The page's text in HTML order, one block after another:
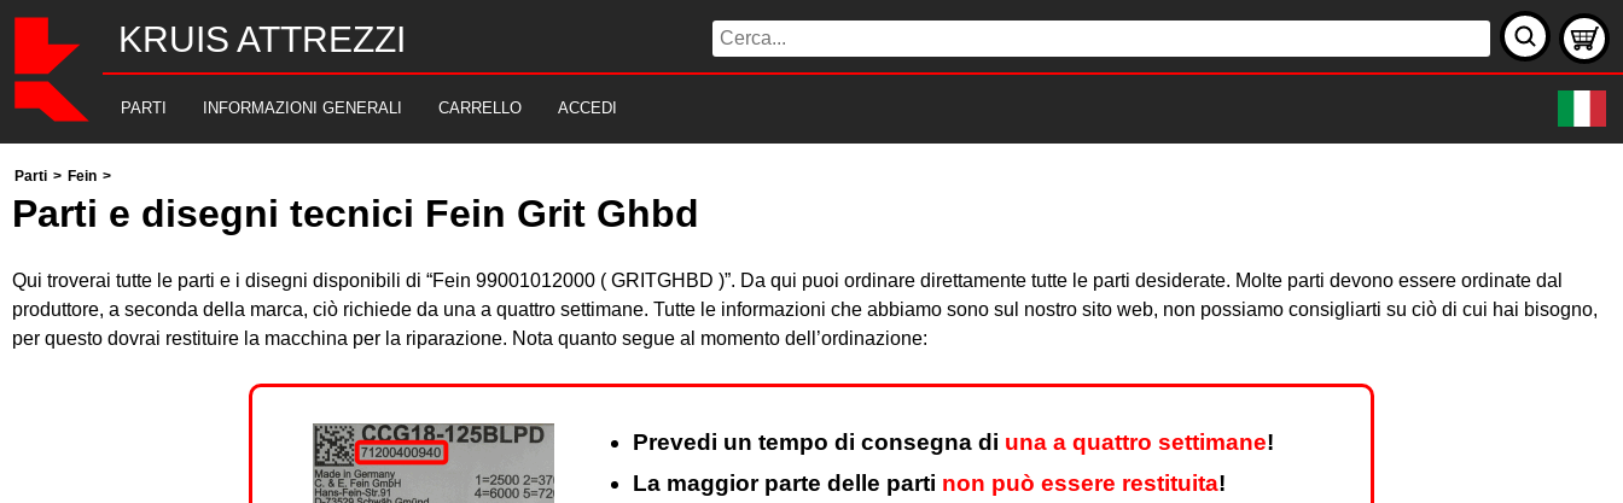
KRUIS ATTREZZI
PARTI INFORMAZIONI GENERALI CARRELLO ACCEDI
Parti > Fein >
Parti e disegni tecnici Fein Grit Ghbd
Qui troverai tutte le parti e i disegni disponibili di “Fein 99001012000 ( GRITGHBD )”. Da qui puoi ordinare direttamente tutte le parti desiderate. Molte parti devono essere ordinate dal
produttore, a seconda della marca, ciò richiede da una a quattro settimane. Tutte le informazioni che abbiamo sono sul nostro sito web, non possiamo consigliarti su ciò di cui hai bisogno,
per questo dovrai restituire la macchina per la riparazione. Nota quanto segue al momento dell’ordinazione:
Prevedi un tempo di consegna di una a quattro settimane!
La maggior parte delle parti non può essere restituita!